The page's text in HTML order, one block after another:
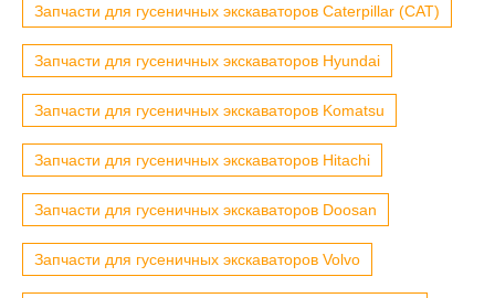
Запчасти для гусеничных экскаваторов Caterpillar (CAT)
Запчасти для гусеничных экскаваторов Hyundai
Запчасти для гусеничных экскаваторов Komatsu
Запчасти для гусеничных экскаваторов Hitachi
Запчасти для гусеничных экскаваторов Doosan
Запчасти для гусеничных экскаваторов Volvo